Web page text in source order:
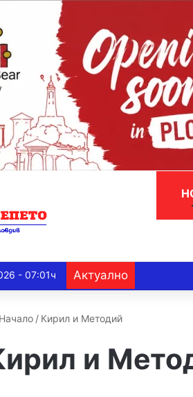
- 07:01ч Актуално
Начало / Кирил и Методий
и